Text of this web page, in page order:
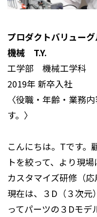
プロダクトバリュー
機械 T.Y.
工学部 機械工学科
2019年 新卒入社
〈役職・年齢・業務
す。〉
こんにちは。Tです。
トを絞って、より現
カスタマイズ研修（応
現在は、３D（３次元
ってパーツの３Dモデ